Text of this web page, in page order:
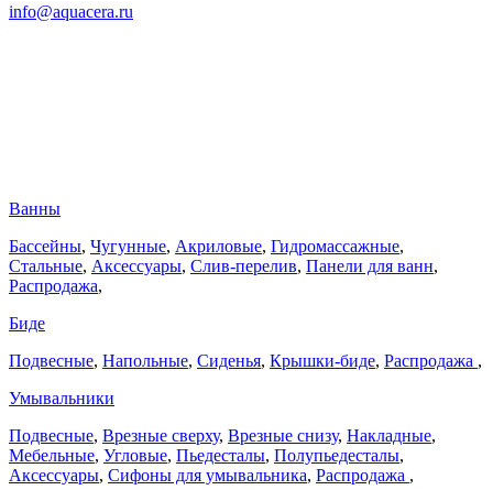
info@aquacera.ru
Ванны
Бассейны, Чугунные, Акриловые, Гидромассажные,
Стальные, Аксессуары, Слив-перелив, Панели для ванн,
Распродажа,
Биде
Подвесные, Напольные, Сиденья, Крышки-биде, Распродажа ,
Умывальники
Подвесные, Врезные сверху, Врезные снизу, Накладные,
Мебельные, Угловые, Пьедесталы, Полупьедесталы,
Аксессуары, Сифоны для умывальника, Распродажа ,